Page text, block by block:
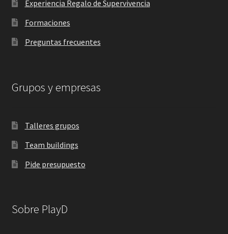
Experiencia Regalo de Supervivencia
Formaciones
Preguntas frecuentes
Grupos y empresas
Talleres grupos
Team buildings
Pide presupuesto
Sobre PlayD